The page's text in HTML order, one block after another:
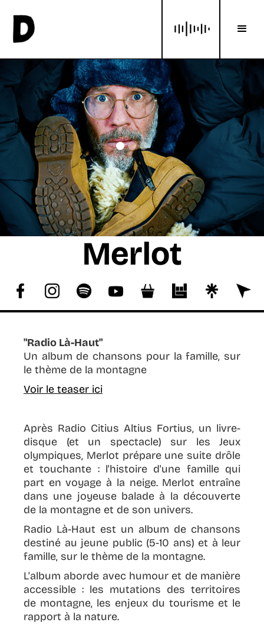
Merlot
"Radio Là-Haut"
Un album de chansons pour la famille, sur
le thème de la montagne
Voir le teaser ici
Après Radio Citius Altius Fortius, un livre-
disque (et un spectacle) sur les Jeux
olympiques, Merlot prépare une suite drôle
et touchante : l'histoire d'une famille qui
part en voyage à la neige. Merlot entraîne
dans une joyeuse balade à la découverte
de la montagne et de son univers.
Radio Là-Haut est un album de chansons
destiné au jeune public (5-10 ans) et à leur
famille, sur le thème de la montagne.
L'album aborde avec humour et de manière
accessible : les mutations des territoires
de montagne, les enjeux du tourisme et le
rapport à la nature.